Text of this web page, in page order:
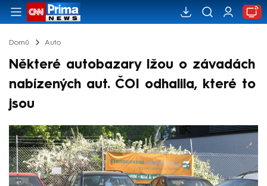
Domů Auto
Některé autobazary lžou o závadách
nabízených aut. ČOI odhalila, které to
jsou